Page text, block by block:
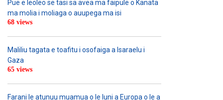
Pue e leoleo se tasi sa avea ma faipule o Kanata
ma molia i moliaga o auupega ma isi
68 views
Maliliu tagata e toafitu i osofaiga a Isaraelu i
Gaza
65 views
Farani le atunuu muamua o le Iuni a Europa o le a